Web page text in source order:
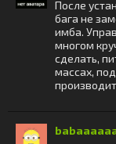
После
бага не
имба.
многом
сделать,
массах,